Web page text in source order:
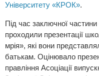
Університету «КРОК».
Під час заключної
проходили презентації
мрія», які вони
батькам. Оцінювало
правління Асоціації